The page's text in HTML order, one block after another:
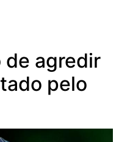
de agredir
pelo